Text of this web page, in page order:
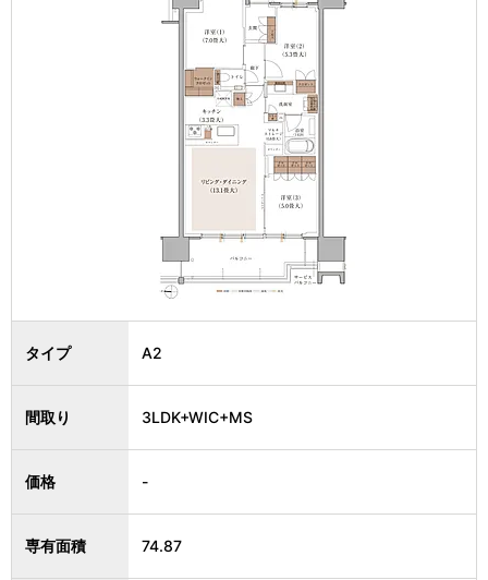
タイプ A2
間取り 3LDK+WIC+MS
価格 -
専有面積 74.87